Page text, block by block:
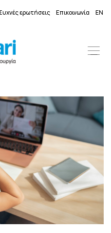
ερωτήσεις Επικοινωνία EN